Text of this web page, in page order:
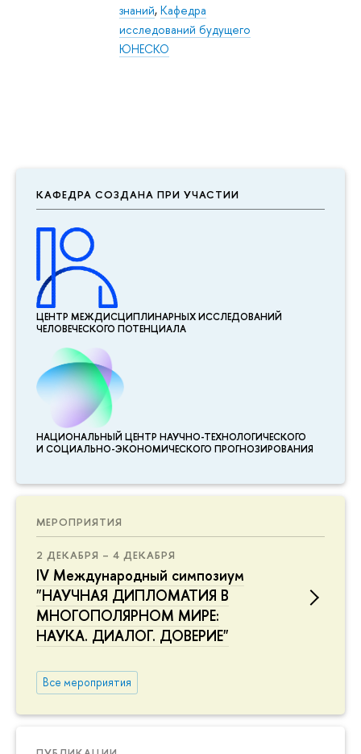
КАФЕДРА СОЗДАНА ПРИ УЧАСТИИ
ЦЕНТР МЕЖДИСЦИПЛИНАР­НЫХ ИССЛЕДОВАНИЙ
ЧЕЛОВЕЧЕСКОГО ПОТЕНЦИАЛА
НАЦИОНАЛЬНЫЙ ЦЕНТР НАУЧНО-ТЕХНОЛОГИЧЕСКОГО
И СОЦИАЛЬНО-ЭКОНОМИЧЕСКОГО ПРОГНОЗИРОВАНИЯ
МЕРОПРИЯТИЯ
2 ДЕКАБРЯ – 4 ДЕКАБРЯ
IV Международный симпозиум
"НАУЧНАЯ ДИПЛОМАТИЯ В
МНОГОПОЛЯРНОМ МИРЕ:
НАУКА. ДИАЛОГ. ДОВЕРИЕ"
Все мероприятия
знаний,Кафедра
исследований будущего
ЮНЕСКО